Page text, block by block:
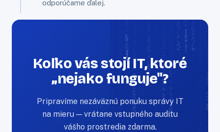
odporúčame ďalej.
Koľko vás stojí IT, ktoré
„nejako funguje"?
Pripravíme nezáväznú ponuku správy IT
na mieru — vrátane vstupného auditu
vášho prostredia zdarma.